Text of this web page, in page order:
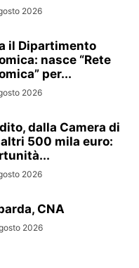
2026
il Dipartimento
nasce “Rete
per...
2026
dalla Camera di
500 mila euro:
2026
CNA
2026